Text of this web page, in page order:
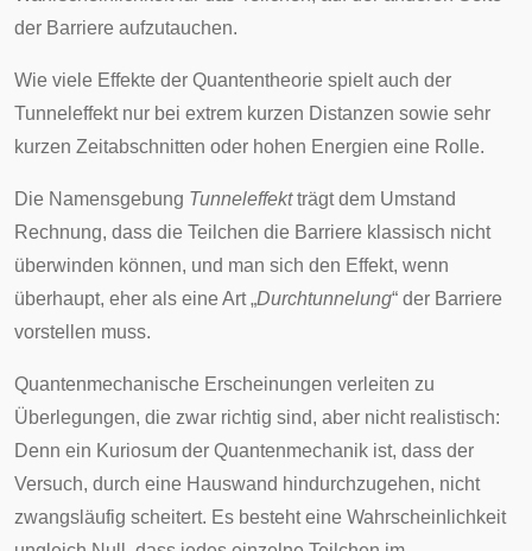
der Barriere aufzutauchen.
Wie viele Effekte der Quantentheorie spielt auch der
Tunneleffekt nur bei extrem kurzen Distanzen sowie sehr
kurzen Zeitabschnitten oder hohen Energien eine Rolle.
Die Namensgebung Tunneleffektträgt dem Umstand
Rechnung, dass die Teilchen die Barriere klassisch nicht
überwinden können, und man sich den Effekt, wenn
überhaupt, eher als eine Art „Durchtunnelung“ der Barriere
vorstellen muss.
Quantenmechanische Erscheinungen verleiten zu
Überlegungen, die zwar richtig sind, aber nicht realistisch:
Denn ein Kuriosum der Quantenmechanik ist, dass der
Versuch, durch eine Hauswand hindurchzugehen, nicht
zwangsläufig scheitert. Es besteht eine Wahrscheinlichkeit